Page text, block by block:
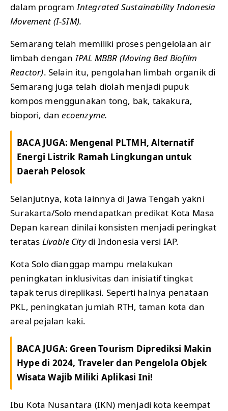
dalam programIntegrated Sustainability Indonesia
Movement (I-SIM).
Semarang telah memiliki proses pengelolaan air
limbah denganIPAL MBBR (Moving Bed Biofilm
Reactor). Selain itu, pengolahan limbah organik di
Semarang juga telah diolah menjadi pupuk
kompos menggunakan tong, bak, takakura,
biopori, danecoenzyme.
BACA JUGA: Mengenal PLTMH, Alternatif
Energi Listrik Ramah Lingkungan untuk
Daerah Pelosok
Selanjutnya, kota lainnya di Jawa Tengah yakni
Surakarta/Solo mendapatkan predikat Kota Masa
Depan karean dinilai konsisten menjadi peringkat
teratas Livable Citydi Indonesia versi IAP.
Kota Solo dianggap mampu melakukan
peningkatan inklusivitas dan inisiatif tingkat
tapak terus direplikasi. Seperti halnya penataan
PKL, peningkatan jumlah RTH, taman kota dan
areal pejalan kaki.
BACA JUGA: Green Tourism Diprediksi Makin
Hype di 2024, Traveler dan Pengelola Objek
Wisata Wajib Miliki Aplikasi Ini!
Ibu Kota Nusantara (IKN) menjadi kota keempat